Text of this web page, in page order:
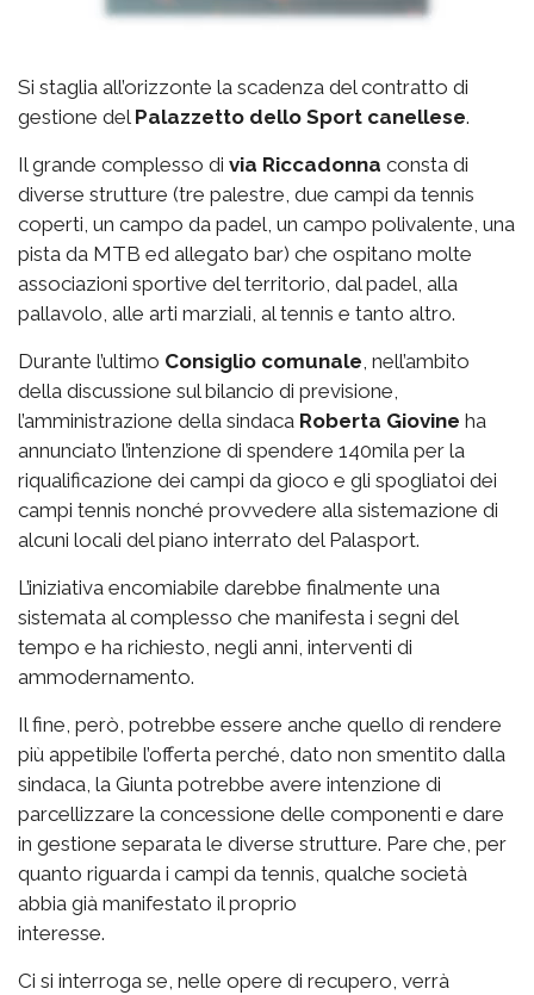
Si staglia all’orizzonte la scadenza del contratto di
gestione del Palazzetto dello Sport canellese.
Il grande complesso di via Riccadonna consta di
diverse strutture (tre palestre, due campi da tennis
coperti, un campo da padel, un campo polivalente, una
pista da MTB ed allegato bar) che ospitano molte
associazioni sportive del territorio, dal padel, alla
pallavolo, alle arti marziali, al tennis e tanto altro.
Durante l’ultimo Consiglio comunale, nell’ambito
della discussione sul bilancio di previsione,
l’amministrazione della sindaca Roberta Giovine ha
annunciato l’intenzione di spendere 140mila per la
riqualificazione dei campi da gioco e gli spogliatoi dei
campi tennis nonché provvedere alla sistemazione di
alcuni locali del piano interrato del Palasport.
L’iniziativa encomiabile darebbe finalmente una
sistemata al complesso che manifesta i segni del
tempo e ha richiesto, negli anni, interventi di
ammodernamento.
Il fine, però, potrebbe essere anche quello di rendere
più appetibile l’offerta perché, dato non smentito dalla
sindaca, la Giunta potrebbe avere intenzione di
parcellizzare la concessione delle componenti e dare
in gestione separata le diverse strutture. Pare che, per
quanto riguarda i campi da tennis, qualche società
abbia già manifestato il proprio
interesse.
Ci si interroga se, nelle opere di recupero, verrà